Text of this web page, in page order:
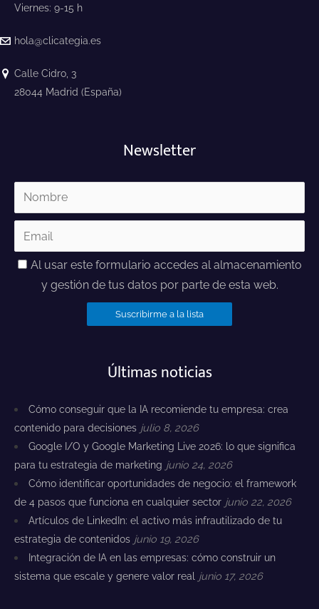
Viernes: 9-15 h
hola@clicategia.es
Calle Cidro, 3
28044 Madrid (España)
Newsletter
Al usar este formulario accedes al almacenamiento
y gestión de tus datos por parte de esta web.
Últimas noticias
Cómo conseguir que la IA recomiende tu empresa: crea
contenido para decisiones julio 8, 2026
Google I/O y Google Marketing Live 2026: lo que significa
para tu estrategia de marketing junio 24, 2026
Cómo identificar oportunidades de negocio: el framework
de 4 pasos que funciona en cualquier sector junio 22, 2026
Artículos de LinkedIn: el activo más infrautilizado de tu
estrategia de contenidos junio 19, 2026
Integración de IA en las empresas: cómo construir un
sistema que escale y genere valor real junio 17, 2026